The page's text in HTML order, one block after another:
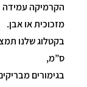
הקרמיקה עמידה
מזכוכית או אבן.
ס”מ,
בגימורים